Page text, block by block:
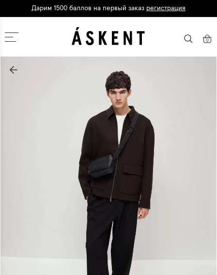
Дарим 1500 баллов на первый заказ регистрация
Москва 0